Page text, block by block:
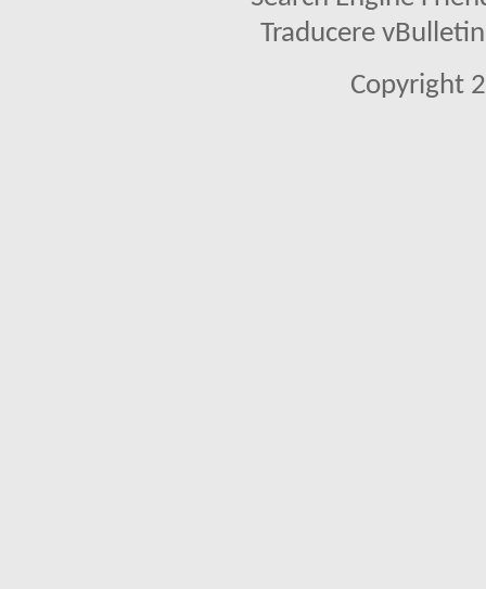
Traducere
Copyright